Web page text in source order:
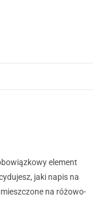
element
jaki napis na
na różowo-